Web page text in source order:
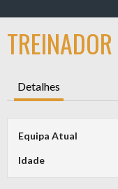
TREINADOR
Detalhes
Equipa Atual
Idade